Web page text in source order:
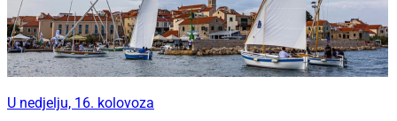
U nedjelju, 16. kolovoza